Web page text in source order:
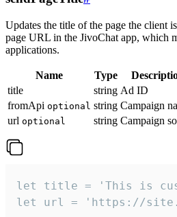
Updates the title of the page the client
page URL in the JivoChat app, which
applications.
Name Type
title
string Ad ID
fromApi optional string Campaign
url optional string Campaign
let title = 'This is
let url = 'https://